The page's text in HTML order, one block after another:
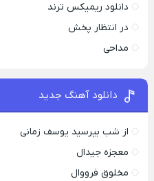
دانلود ریمیکس ترند
در انتظار پخش
مداحی
دانلود آهنگ جدید
از شب بپرسید یوسف زمانی
معجزه جیدال
مخلوق فرووال